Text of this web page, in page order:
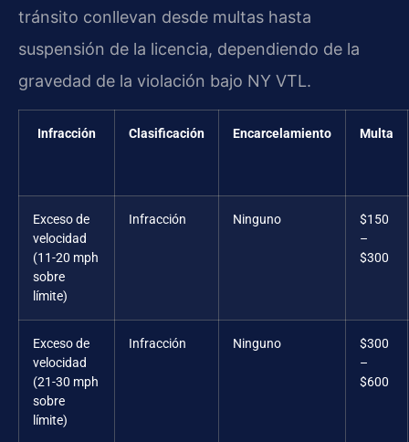
tránsito conllevan desde multas hasta
suspensión de la licencia, dependiendo de la
gravedad de la violación bajo NY VTL.
Infracción Clasificación Encarcelamiento Multa
Exceso de
velocidad
(11-20 mph
sobre
límite)
Infracción Ninguno
$150
–
$300
Exceso de
velocidad
(21-30 mph
sobre
límite)
Infracción Ninguno
$300
–
$600